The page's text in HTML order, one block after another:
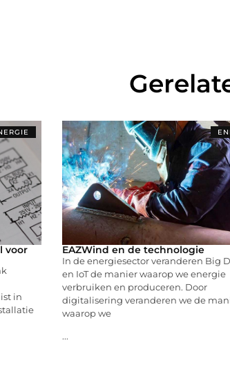
voor
in
EAZWind en de technologie
In de energiesector veranderen Big
en IoT de manier waarop we energie
verbruiken en produceren. Door
digitalisering veranderen we de
waarop we
...